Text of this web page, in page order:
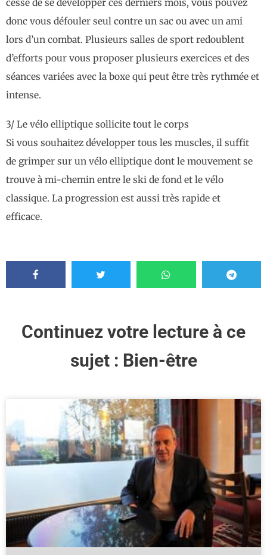
cesse de se développer ces derniers mois, vous pouvez
donc vous défouler seul contre un sac ou avec un ami
lors d’un combat. Plusieurs salles de sport redoublent
d’efforts pour vous proposer plusieurs exercices et des
séances variées avec la boxe qui peut être très rythmée et
intense.
3/ Le vélo elliptique sollicite tout le corps
Si vous souhaitez développer tous les muscles, il suffit
de grimper sur un vélo elliptique dont le mouvement se
trouve à mi-chemin entre le ski de fond et le vélo
classique. La progression est aussi très rapide et
efficace.
Continuez votre lecture à ce
sujet : Bien-être